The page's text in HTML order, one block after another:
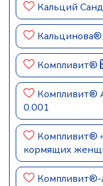
Кальций
Кальцинова®
Компливит®
Компливит®
0.001
Компливит®
кормящих